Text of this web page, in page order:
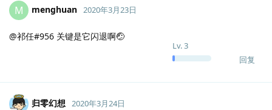
M menghuan
Lv.3
2020年3月23日
@祁任#956 关键是它闪退啊🤕
回复
归零幻想 2020年3月24日